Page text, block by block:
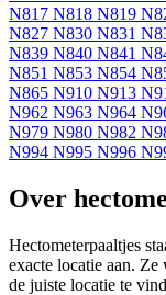
N817 N818 N819
N827 N830 N831
N839 N840 N841
N851 N853 N854
N865 N910 N913
N962 N963 N964
N979 N980 N982
N994 N995 N996
Over
Hectometerpaaltjes
exacte locatie aan.
de juiste locatie te